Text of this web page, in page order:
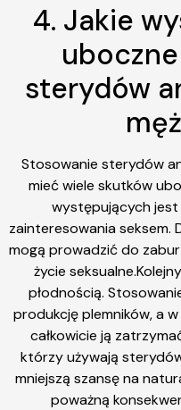
4. Jakie
sterydów
Stosowanie sterydów
mieć wiele skutków
występujących
zainteresowania
mogą prowadzić do
życie
płodnością.
produkcję plemników, a
całkowicie ją
którzy używają
mniejszą szansę na
poważną